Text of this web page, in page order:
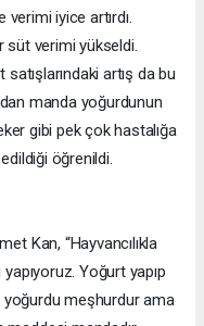
iyice artırdı.
süt verimi yükseldi.
artış da bu
manda yoğurdunun
gibi pek çok hastalığa
öğrenildi.
Kan, “Hayvancılıkla
Yoğurt yapıp
yoğurdu meşhurdur ama